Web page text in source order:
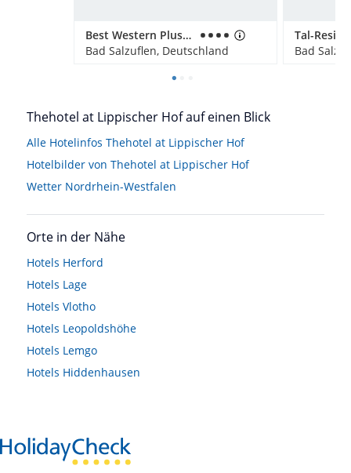
Best Western Plus Hotel Ostertor
Bad Salzuflen, Deutschland
Tal-
Bad
Thehotel at Lippischer Hof auf einen Blick
Alle Hotelinfos Thehotel at Lippischer Hof
Hotelbilder von Thehotel at Lippischer Hof
Wetter Nordrhein-Westfalen
Orte in der Nähe
Hotels Herford
Hotels Lage
Hotels Vlotho
Hotels Leopoldshöhe
Hotels Lemgo
Hotels Hiddenhausen